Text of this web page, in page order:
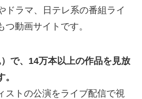
ドラマ、日テレ系の番組ライ
つ動画サイトです。
で、14万本以上の作品を見放
ストの公演をライブ配信で視